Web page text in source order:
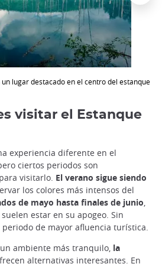
lugar destacado en el centro del estanque
visitar el Estanque
experiencia diferente en el
ciertos periodos son
visitarlo. El verano sigue siendo
los colores más intensos del
de mayo hasta finales de junio,
estar en su apogeo. Sin
de mayor afluencia turística.
ambiente más tranquilo, la
alternativas interesantes. En